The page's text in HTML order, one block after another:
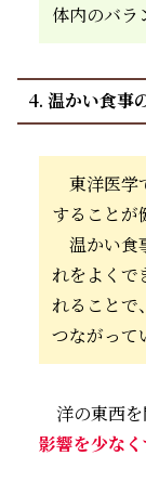
体内のバラ
4. 温かい食事
東洋医学
することが
温かい食
れをよくで
れることで
つながって
洋の東西を
影響を少なく